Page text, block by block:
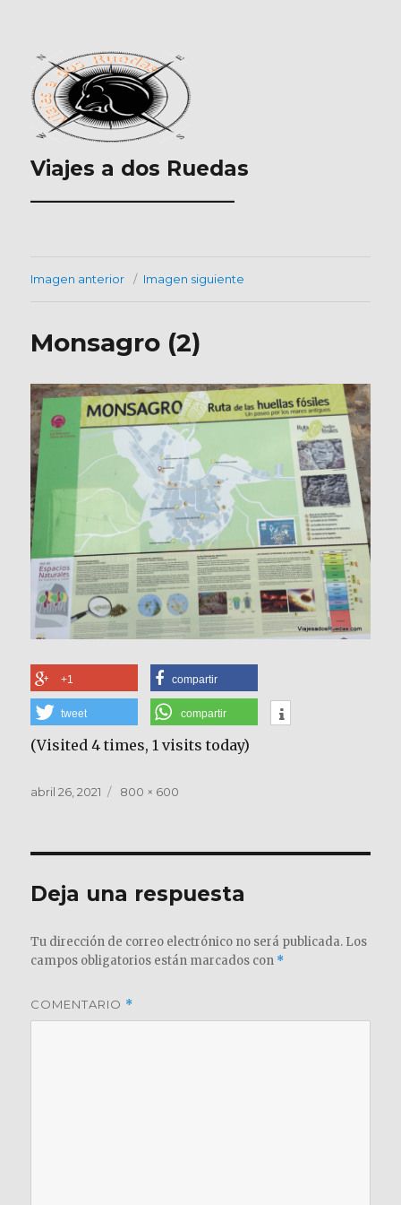
Viajes a dos Ruedas
___________________
Imagen anterior Imagen siguiente
Monsagro (2)
+1 compartir
tweet compartir
(Visited 4 times, 1 visits today)
Publicado
abril 26, 2021
Tamaño
800 × 600
Deja una respuesta
Tu dirección de correo electrónico no será publicada. Los
campos obligatorios están marcados con *
COMENTARIO *